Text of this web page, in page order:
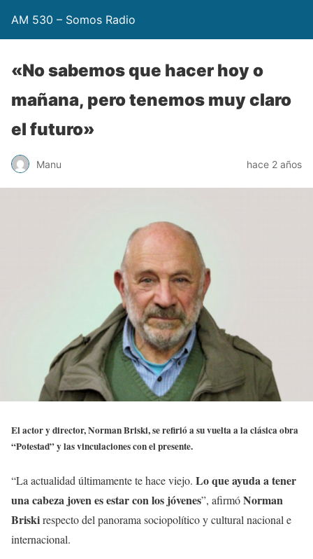
AM 530 – Somos Radio
«No sabemos que hacer hoy o
mañana, pero tenemos muy claro
el futuro»
Manu hace 2 años
El actor y director, Norman Briski, se refirió a su vuelta a la clásica obra
“Potestad” y las vinculaciones con el presente.
“La actualidad últimamente te hace viejo. Lo que ayuda a tener
una cabeza joven es estar con los jóvenes”, afirmóNorman
Briskirespecto del panorama sociopolítico y cultural nacional e
internacional.